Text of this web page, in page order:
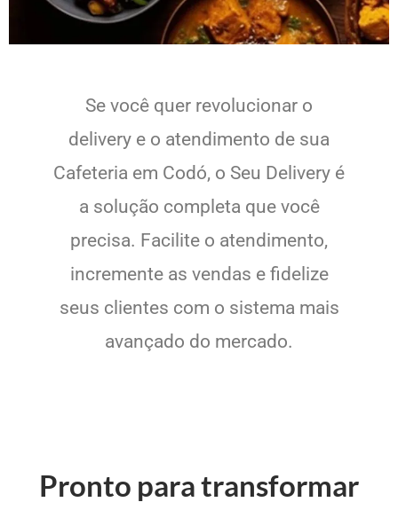
Se você quer revolucionar o
delivery e o atendimento de sua
Cafeteria em Codó, o Seu Delivery é
a solução completa que você
precisa. Facilite o atendimento,
incremente as vendas e fidelize
seus clientes com o sistema mais
avançado do mercado.
Pronto para transformar